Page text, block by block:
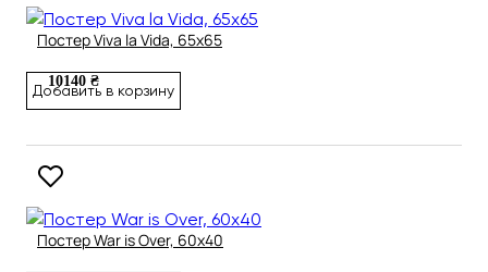
Постер Viva la Vida, 65х65
10140 ₴
Добавить в корзину
Постер War is Over, 60х40